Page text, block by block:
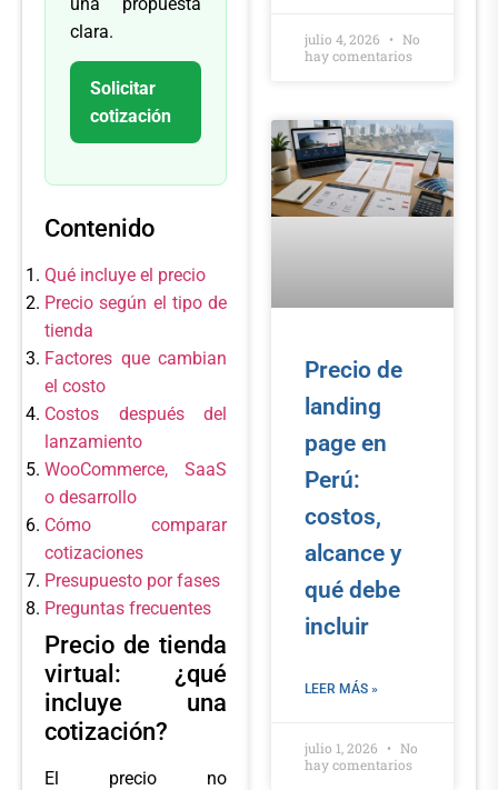
clara.
Solicitar
cotización
Contenido
Qué incluye el precio
Precio según el tipo de
tienda
Factores que cambian
el costo
Costos después del
lanzamiento
WooCommerce, SaaS
o desarrollo
Cómo comparar
cotizaciones
Presupuesto por fases
Preguntas frecuentes
Precio de tienda
virtual: ¿qué
incluye una
cotización?
El precio no
julio 4, 2026
No
hay comentarios
Precio de
landing
page en
Perú:
costos,
alcance y
qué debe
incluir
LEER MÁS »
julio 1, 2026
No
hay comentarios